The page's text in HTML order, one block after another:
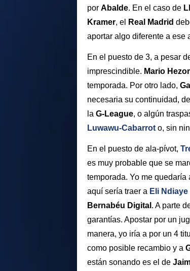
por Abalde. En el caso de
Kramer, el Real Madrid
aportar algo diferente a ese
En el puesto de 3, a pesar
imprescindible. Mario
temporada. Por otro lado,
necesaria su continuidad,
la G-League, o algún
Luwawu-Cabarrot o, sin
En el puesto de ala-pívot,
es muy probable que se
temporada. Yo me quedaría
aquí sería traer a Eli Ndiaye
Bernabéu Digital . A parte
garantías. Apostar por un
manera, yo iría a por un 4
como posible recambio y a
están sonando es el de